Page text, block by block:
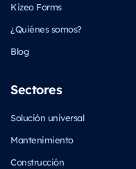
Kizeo Forms
¿Quiénes somos?
Blog
Sectores
Solución universal
Mantenimiento
Construcción